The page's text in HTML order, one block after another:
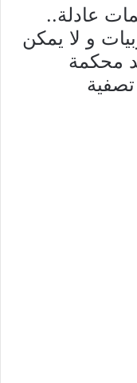
عادلة..
و لا يمكن
محكمة